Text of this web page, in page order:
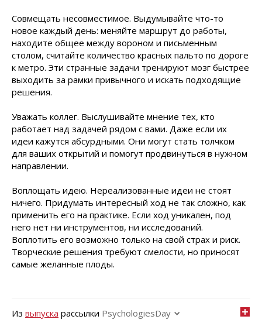
Совмещать несовместимое. Выдумывайте что-то
новое каждый день: меняйте маршрут до работы,
находите общее между вороном и письменным
столом, считайте количество красных пальто по дороге
к метро. Эти странные задачи тренируют мозг быстрее
выходить за рамки привычного и искать подходящие
решения.
Уважать коллег. Выслушивайте мнение тех, кто
работает над задачей рядом с вами. Даже если их
идеи кажутся абсурдными. Они могут стать толчком
для ваших открытий и помогут продвинуться в нужном
направлении.
Воплощать идею. Нереализованные идеи не стоят
ничего. Придумать интересный ход не так сложно, как
применить его на практике. Если ход уникален, под
него нет ни инструментов, ни исследований.
Воплотить его возможно только на свой страх и риск.
Творческие решения требуют смелости, но приносят
самые желанные плоды.
Из выпуска рассылки PsychologiesDay